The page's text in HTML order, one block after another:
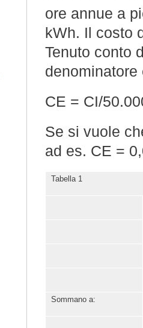
ore annue a
kWh. Il costo
Tenuto conto
denominatore
CE = CI/
Se si vuole
ad es. CE =
Tabella 1
Sommano a: